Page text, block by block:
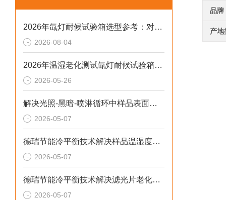
2026年氙灯耐候试验箱选型参考：对标新标准与数据合规实践
2026-08-04
2026年温湿老化测试氙灯耐候试验箱排行榜：破解精度差、数据无效等行业痛点
2026-05-26
解决光照-黑暗-喷淋循环中样品表面凝露导致测试失真的2026选型标准
2026-05-07
德瑞节能冷平衡技术解决样品温湿度失控与老化机理失真的2026选型标准
2026-05-07
德瑞节能冷平衡技术解决滤光片老化无预警与校准停机损失的2026选型标准
2026-05-07
品牌
产地